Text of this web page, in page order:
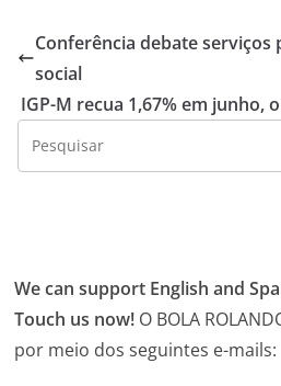
Conferência debate serviços
social
IGP-M recua 1,67% em junho,
We can support English and
Touch us now! O BOLA
por meio dos seguintes e-mails: